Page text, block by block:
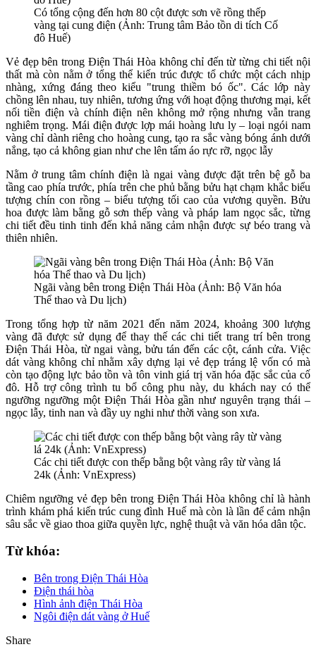
Có tổng cộng đến hơn 80 cột được sơn vẽ rồng thếp
vàng tại cung điện (Ảnh: Trung tâm Bảo tồn di tích Cố
đô Huế)
Vẻ đẹp bên trong Điện Thái Hòa không chỉ đến từ từng chi tiết nội
thất mà còn nằm ở tổng thể kiến trúc được tổ chức một cách nhịp
nhàng, xứng đáng theo kiểu "trung thiềm bó ốc". Các lớp này
chồng lên nhau, tuy nhiên, tương ứng với hoạt động thương mại, kết
nối tiền điện và chính điện nên không mở rộng nhưng vẫn trang
nghiêm trọng. Mái điện được lợp mái hoàng lưu ly – loại ngói nam
vàng chỉ dành riêng cho hoàng cung, tạo ra sắc vàng bóng ánh dưới
nắng, tạo cả không gian như che lên tấm áo rực rỡ, ngọc lẫy
Nằm ở trung tâm chính điện là ngai vàng được đặt trên bệ gỗ ba
tầng cao phía trước, phía trên che phủ bằng bửu hạt chạm khắc biểu
tượng chín con rồng – biểu tượng tối cao của vương quyền. Bửu
hoa được làm bằng gỗ sơn thếp vàng và pháp lam ngọc sắc, từng
chi tiết đều tinh tinh đến khả năng cảm nhận được sự béo trang và
thiên nhiên.
Ngãi vàng bên trong Điện Thái Hòa (Ảnh: Bộ Văn hóa
Thể thao và Du lịch)
Trong tổng hợp từ năm 2021 đến năm 2024, khoảng 300 lượng
vàng đã được sử dụng để thay thế các chi tiết trang trí bên trong
Điện Thái Hòa, từ ngai vàng, bửu tán đến các cột, cánh cửa. Việc
dát vàng không chỉ nhằm xây dựng lại vẻ đẹp tráng lệ vốn có mà
còn tạo động lực bảo tồn và tôn vinh giá trị văn hóa đặc sắc của cố
đô. Hỗ trợ công trình tu bổ công phu này, du khách nay có thể
ngưỡng ngưỡng một Điện Thái Hòa gần như nguyên trạng thái –
ngọc lẫy, tinh nan và đầy uy nghi như thời vàng son xưa.
Các chi tiết được con thếp bằng bột vàng rây từ vàng lá
24k (Ảnh: VnExpress)
Chiêm ngưỡng vẻ đẹp bên trong Điện Thái Hòa không chỉ là hành
trình khám phá kiến trúc cung đình Huế mà còn là lần để cảm nhận
sâu sắc về giao thoa giữa quyền lực, nghệ thuật và văn hóa dân tộc.
Từ khóa:
Bên trong Điện Thái Hòa
Điện thái hòa
Hình ảnh điện Thái Hòa
Ngôi điện dát vàng ở Huế
Share